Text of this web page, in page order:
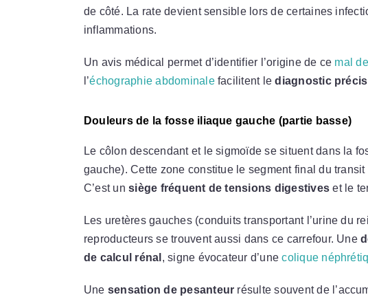
de côté. La rate devient sensible lors de certaines
inflammations.
Un avis médical permet d’identifier l’origine de ce mal
l’échographie abdominalefacilitent lediagnostic
Douleurs de la fosse iliaque gauche (partie basse)
Le côlon descendant et le sigmoïde se situent dans la
gauche). Cette zone constitue le segment final du
C’est unsiège fréquent de tensions digestives et le
Les uretères gauches (conduits transportant l’urine du
reproducteurs se trouvent aussi dans ce carrefour. Une
de calcul rénal , signe évocateur d’unecolique
Une sensation de pesanteur résulte souvent de